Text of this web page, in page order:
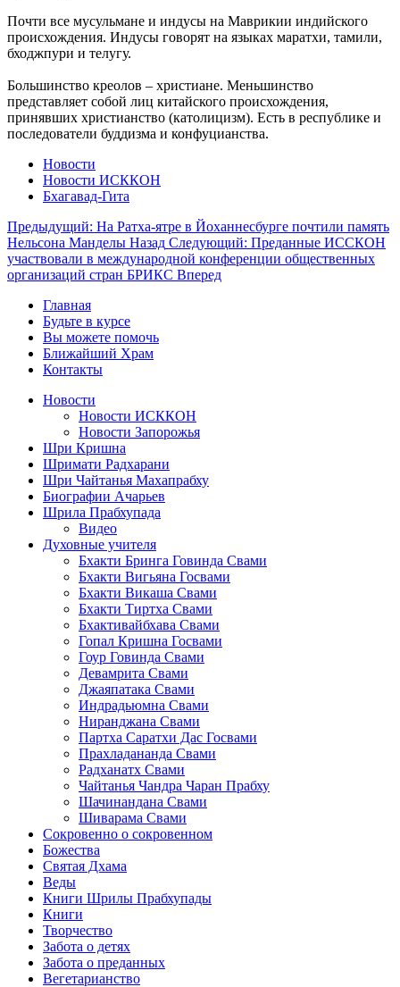
Почти все мусульмане и индусы на Маврикии индийского
происхождения. Индусы говорят на языках маратхи, тамили,
бходжпури и телугу.
Большинство креолов – христиане. Меньшинство
представляет собой лиц китайского происхождения,
принявших христианство (католицизм). Есть в республике и
последователи буддизма и конфуцианства.
Новости
Новости ИСККОН
Бхагавад-Гита
Предыдущий: На Ратха-ятре в Йоханнесбурге почтили память
Нельсона Манделы Назад Следующий: Преданные ИССКОН
участвовали в международной конференции общественных
организаций стран БРИКС Вперед
Главная
Будьте в курсе
Вы можете помочь
Ближайший Храм
Контакты
Новости
Новости ИСККОН
Новости Запорожья
Шри Кришна
Шримати Радхарани
Шри Чайтанья Махапрабху
Биографии Ачарьев
Шрила Прабхупада
Видео
Духовные учителя
Бхакти Бринга Говинда Свами
Бхакти Вигьяна Госвами
Бхакти Викаша Свами
Бхакти Тиртха Свами
Бхактивайбхава Свами
Гопал Кришна Госвами
Гоур Говинда Свами
Девамрита Свами
Джаяпатака Свами
Индрадьюмна Свами
Ниранджана Свами
Партха Саратхи Дас Госвами
Прахладананда Свами
Радханатх Свами
Чайтанья Чандра Чаран Прабху
Шачинандана Свами
Шиварама Свами
Сокровенно о сокровенном
Божества
Святая Дхама
Веды
Книги Шрилы Прабхупады
Книги
Творчество
Забота о детях
Забота о преданных
Вегетарианство